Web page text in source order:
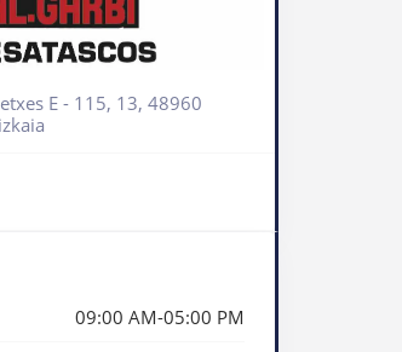
E - 115, 13, 48960
09:00 AM-05:00 PM